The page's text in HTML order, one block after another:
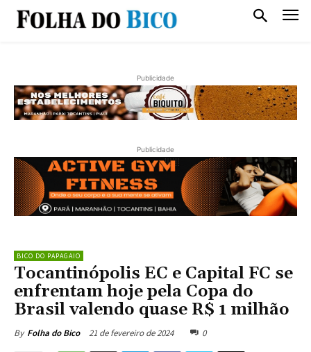
Publicidade
Publicidade
BICO DO PAPAGAIO
Tocantinópolis EC e Capital FC se
enfrentam hoje pela Copa do
Brasil valendo quase R$ 1 milhão
By Folha do Bico 21 de fevereiro de 2024 0